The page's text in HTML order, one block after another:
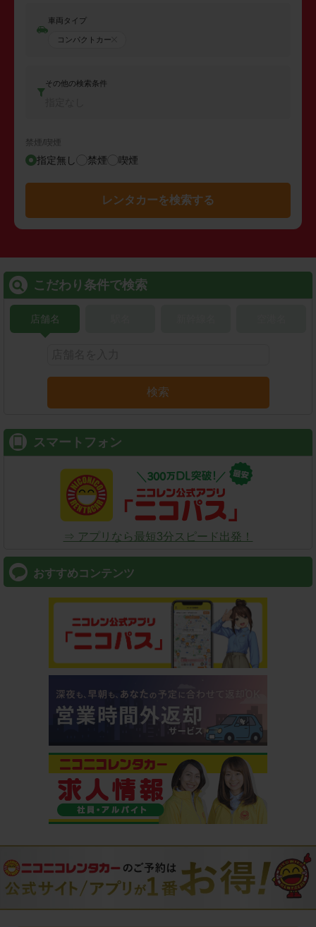
車両タイプ
コンパクトカー
その他の検索条件
禁煙/喫煙
指定無し 禁煙 喫煙
レンタカーを検索する
こだわり条件で検索
店舗名
検索
スマートフォン
⇒ アプリなら最短3分スピード出発！
おすすめコンテンツ